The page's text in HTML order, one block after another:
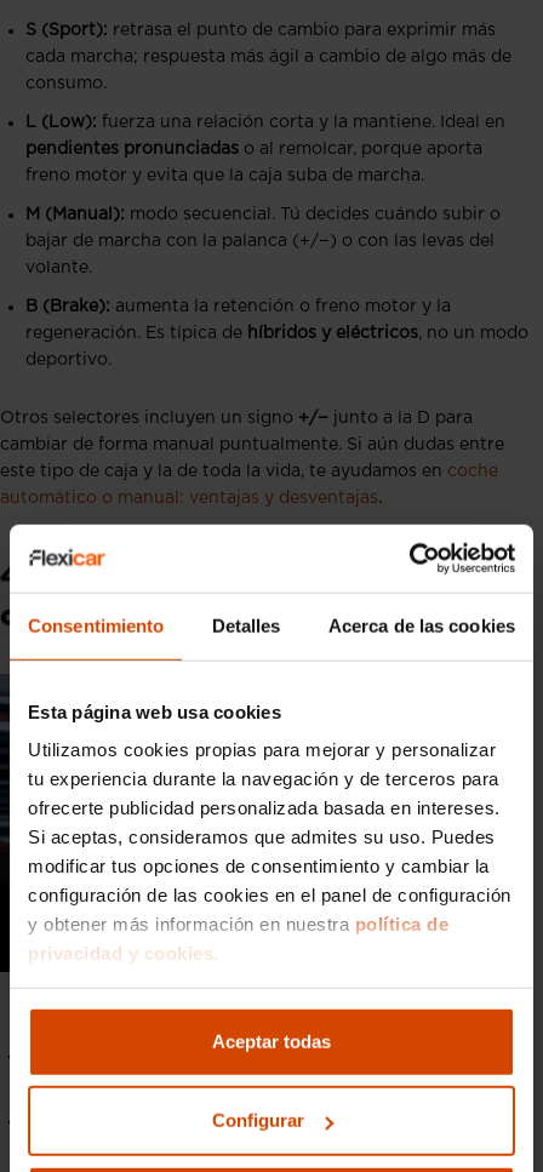
Consentimiento Detalles Acerca de las cookies
Esta página web usa cookies
Utilizamos cookies propias para mejorar y personalizar
tu experiencia durante la navegación y de terceros para
ofrecerte publicidad personalizada basada en intereses.
Si aceptas, consideramos que admites su uso. Puedes
modificar tus opciones de consentimiento y cambiar la
configuración de las cookies en el panel de configuración
y obtener más información en nuestra política de
privacidad y cookies.
Aceptar todas
Configurar
S (Sport): retrasa el punto de cambio para exprimir más
cada marcha; respuesta más ágil a cambio de algo más de
consumo.
L (Low): fuerza una relación corta y la mantiene. Ideal en
pendientes pronunciadas o al remolcar, porque aporta
freno motor y evita que la caja suba de marcha.
M (Manual): modo secuencial. Tú decides cuándo subir o
bajar de marcha con la palanca (+/−) o con las levas del
volante.
B (Brake): aumenta la retención o freno motor y la
regeneración. Es típica de híbridos y eléctricos, no un modo
deportivo.
Otros selectores incluyen un signo +/− junto a la D para
cambiar de forma manual puntualmente. Si aún dudas entre
este tipo de caja y la de toda la vida, te ayudamos en coche
automático o manual: ventajas y desventajas.
4. Consejos para usar bien el
cambio automático
P, R, N, D y los modos adicionales S, L y M.
Pon P solo con el coche parado:
puede dañar el mecanismo de bloqueo.
Pisa el freno para arrancar y para cambiar de P o N:
seguro que llevan todos los automáticos.